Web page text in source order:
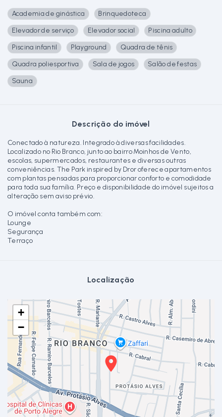
Academia de ginástica
Brinquedoteca
Elevador de serviço
Elevador social
Piscina adulto
Piscina infantil
Playground
Quadra de tênis
Quadra poliesportiva
Sala de jogos
Salão de festas
Sauna
Descrição do imóvel
Conectado à natureza. Integrado à diversas facilidades.
Localizado no Rio Branco, junto ao bairro Moinhos de Vento,
escolas, supermercados, restaurantes e diversas outras
conveniências. The Park inspired by Dror oferece apartamentos
com plantas pensadas para proporcionar conforto e comodidade
para toda sua família. Preço e disponibilidade do imóvel sujeitos a
alteração sem aviso prévio.
O imóvel conta também com:
Lounge
Segurança
Terraço
Localização
+
−